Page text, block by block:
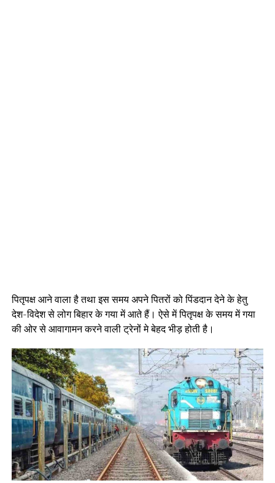
पितृपक्ष आने वाला है तथा इस समय अपने पितरों को पिंडदान देने के हेतु
देश-विदेश से लोग बिहार के गया में आते हैं। ऐसे में पितृपक्ष के समय में गया
की ओर से आवागामन करने वाली ट्रेनों मे बेहद भीड़ होती है।